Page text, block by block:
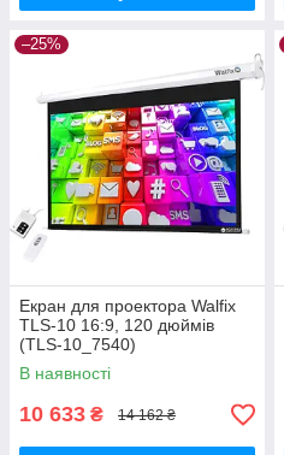
–25%
Екран для проектора Walfix
TLS-10 16:9, 120 дюймів
(TLS-10_7540)
В наявності
10 633 ₴ 14 162 ₴